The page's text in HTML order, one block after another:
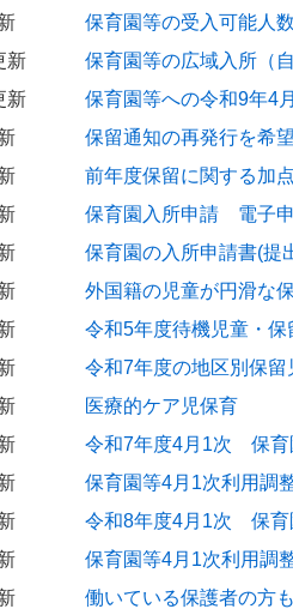
ルタイム会計年度任用職員）を
保育園等の受入可能人
新
保育園等の広域入所（
新
保育園等への令和9年4
保留通知の再発行を希
前年度保留に関する加
保育園入所申請 電子
保育園の入所申請書(提
外国籍の児童が円滑な
令和5年度待機児童・保
令和7年度の地区別保留
医療的ケア児保育
令和7年度4月1次 保育
保育園等4月1次利用
令和8年度4月1次 保育
保育園等4月1次利用調
働いている保護者の方